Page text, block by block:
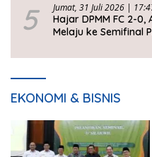
5 Jumat, 31 Juli 2026 |
Hajar DPMM FC 2-0,
Melaju ke Semifinal
EKONOMI & BISNIS